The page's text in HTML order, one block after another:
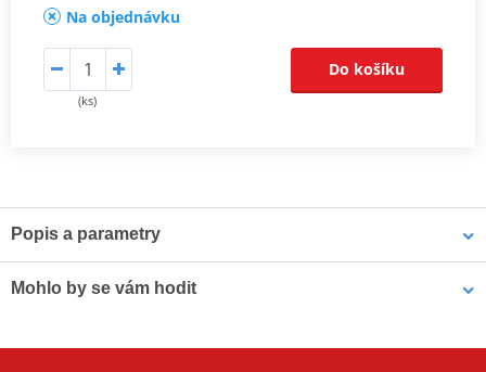
Na objednávku
(ks)
Do košíku
Popis a parametry
Mohlo by se vám hodit